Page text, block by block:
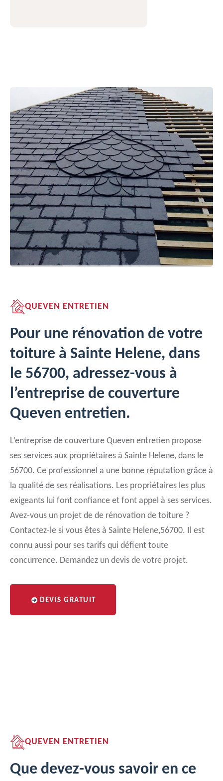
QUEVEN ENTRETIEN
Pour une rénovation de votre
toiture à Sainte Helene, dans
le 56700, adressez-vous à
l’entreprise de couverture
Queven entretien.
L’entreprise de couverture Queven entretien propose
ses services aux propriétaires à Sainte Helene, dans le
56700. Ce professionnel a une bonne réputation grâce à
la qualité de ses réalisations. Les propriétaires les plus
exigeants lui font confiance et font appel à ses services.
Avez-vous un projet de de rénovation de toiture ?
Contactez-le si vous êtes à Sainte Helene,56700. Il est
connu aussi pour ses tarifs qui défient toute
concurrence. Demandez un devis de votre projet.
DEVIS GRATUIT
QUEVEN ENTRETIEN
Que devez-vous savoir en ce